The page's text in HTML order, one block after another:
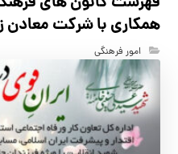
همكاري با شركت معادن
امور فرهنگی